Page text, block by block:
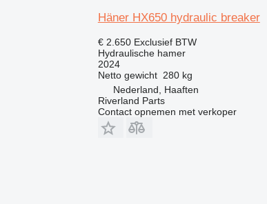
Häner HX650 hydraulic breaker
€ 2.650 Exclusief BTW
Hydraulische hamer
2024
Netto gewicht 280 kg
Nederland, Haaften
Riverland Parts
Contact opnemen met verkoper